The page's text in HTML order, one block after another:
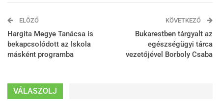
ELŐZŐ
Hargita Megye Tanácsa is
bekapcsolódott az Iskola
másként programba
KÖVETKEZŐ
Bukarestben tárgyalt az
egészségügyi tárca
vezetőjével Borboly Csaba
VÁLASZOLJ